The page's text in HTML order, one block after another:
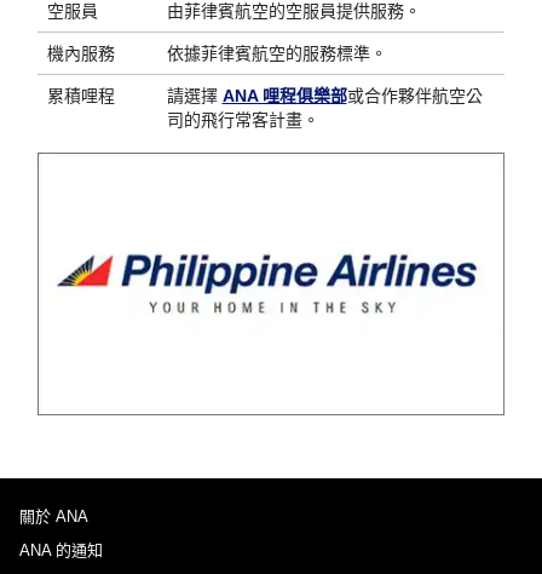
空服員 由菲律賓航空的空服員提供服務。
機內服務 依據菲律賓航空的服務標準。
累積哩程 請選擇 ANA 哩程俱樂部或合作夥伴航空公
司的飛行常客計畫。
關於 ANA
ANA 的通知